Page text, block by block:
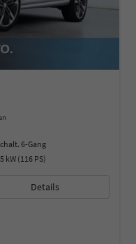
6-Gang
kW (116 PS)
Details